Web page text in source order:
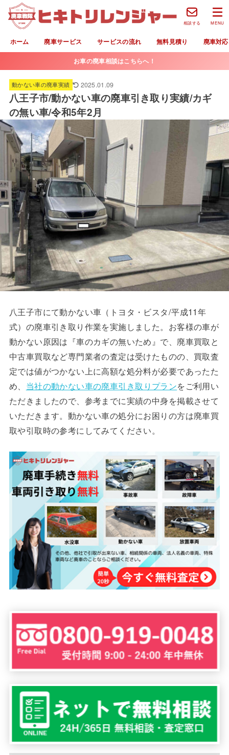
ホーム 廃車サービス サービスの流れ 無料見積り 廃車対
相談する MENU
お車の廃車相談はこちらへ！
動かない車の廃車実績 2025.01.09
八王子市/動かない車の廃車引き取り実績/カギ
の無い車/令和5年2月
八王子市にて動かない車（トヨタ・ビスタ/平成11年
式）の廃車引き取り作業を実施しました。お客様の車が
動かない原因は『車のカギの無いため』で、廃車買取と
中古車買取など専門業者の査定は受けたものの、買取査
定では値がつかない上に高額な処分料が必要であったた
め、 当社の動かない車の廃車引き取りプランをご利用い
ただきましたので、参考までに実績の中身を掲載させて
いただきます。動かない車の処分にお困りの方は廃車買
取や引取時の参考にしてみてください。